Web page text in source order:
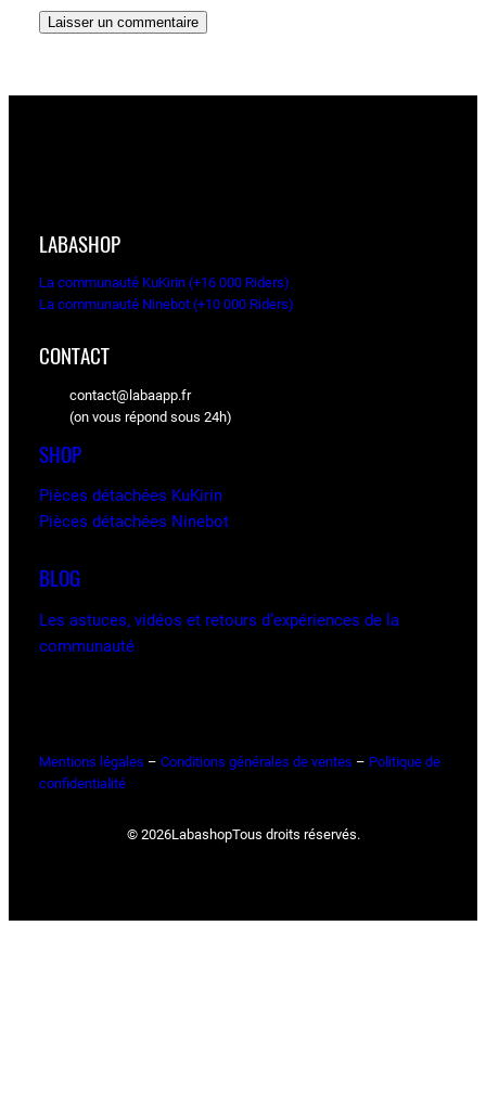
LABASHOP
La communauté KuKirin (+16 000 Riders)
La communauté Ninebot (+10 000 Riders)
CONTACT
contact@labaapp.fr
(on vous répond sous 24h)
SHOP
Pièces détachées KuKirin
Pièces détachées Ninebot
BLOG
Les astuces, vidéos et retours d’expériences de la
communauté
Mentions légales – Conditions générales de ventes – Politique de
confidentialité
© 2026LabashopTous droits réservés.